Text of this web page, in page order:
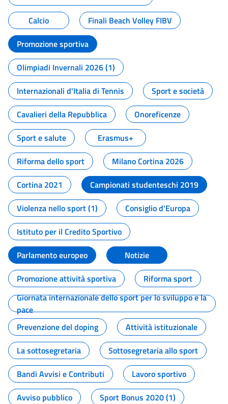
Calcio
Finali Beach Volley FIBV
Promozione sportiva
Olimpiadi Invernali 2026 (1)
Internazionali d'Italia di Tennis
Sport e società
Cavalieri della Repubblica
Onoreficenze
Sport e salute
Erasmus+
Riforma dello sport
Milano Cortina 2026
Cortina 2021
Campionati studenteschi 2019
Violenza nello sport (1)
Consiglio d'Europa
Istituto per il Credito Sportivo
Parlamento europeo
Notizie
Promozione attività sportiva
Riforma sport
Giornata internazionale dello sport per lo sviluppo e la
pace
Prevenzione del doping
Attività istituzionale
La sottosegretaria
Sottosegretaria allo sport
Bandi Avvisi e Contributi
Lavoro sportivo
Avviso pubblico
Sport Bonus 2020 (1)